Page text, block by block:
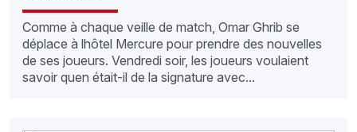
Comme à chaque veille de match, Omar Ghrib se
déplace à lhôtel Mercure pour prendre des nouvelles
de ses joueurs. Vendredi soir, les joueurs voulaient
savoir quen était-il de la signature avec...